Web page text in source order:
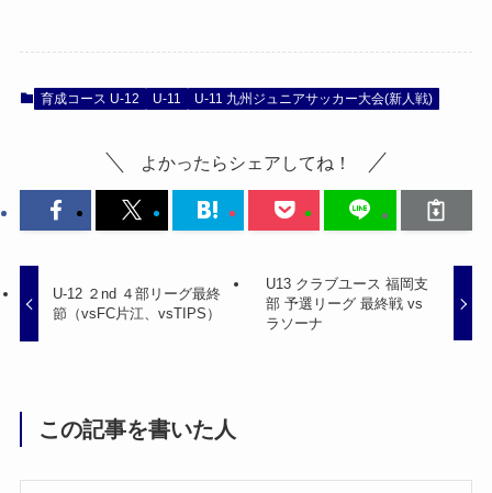
育成コース U-12 U-11 U-11 九州ジュニアサッカー大会(新人戦)
よかったらシェアしてね！
U-12 ２nd ４部リーグ最終
節（vsFC片江、vsTIPS）
U13 クラブユース 福岡支
部 予選リーグ 最終戦 vs
ラソーナ
この記事を書いた人